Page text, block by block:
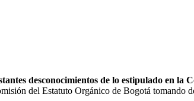
desconocimientos de lo estipulado en
del Estatuto Orgánico de Bogotá tomando